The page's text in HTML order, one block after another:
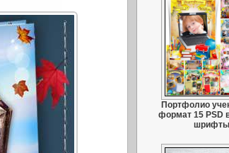
Портфолио
формат 15 PSD
шрифты